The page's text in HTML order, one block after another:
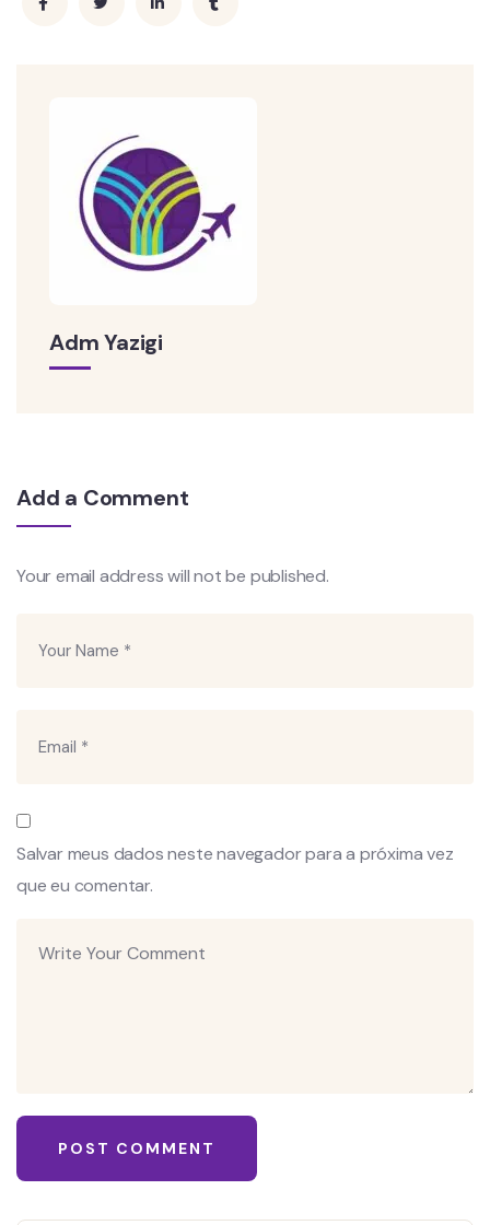
Adm Yazigi
Add a Comment
Your email address will not be published.
Salvar meus dados neste navegador para a próxima vez
que eu comentar.